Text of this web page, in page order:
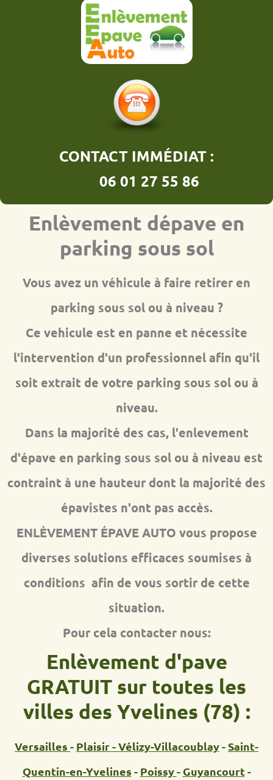
CONTACT IMMÉDIAT :
06 01 27 55 86
Enlèvement dépave en
parking sous sol
Vous avez un véhicule à faire retirer en
parking sous sol ou à niveau ?
Ce vehicule est en panne et nécessite
l'intervention d'un professionnel afin qu'il
soit extrait de votre parking sous sol ou à
niveau.
Dans la majorité des cas, l'enlevement
d'épave en parking sous sol ou à niveau est
contraint à une hauteur dont la majorité des
épavistes n'ont pas accès.
ENLÈVEMENT ÉPAVE AUTO vous propose
diverses solutions efficaces soumises à
conditions afin de vous sortir de cette
situation.
Pour cela contacter nous:
Enlèvement d'pave
GRATUIT sur toutes les
villes des Yvelines (78) :
Versailles - Plaisir -Vélizy-Villacoublay-Saint-
Quentin-en-Yvelines - Poissy- Guyancourt-